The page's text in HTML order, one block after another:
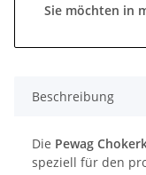
Sie möchten in
Beschreibung
Die Pewag
speziell für den